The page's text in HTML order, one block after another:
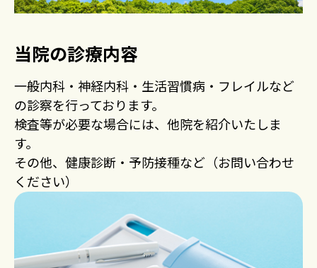
当院の診療内容
一般内科・神経内科・生活習慣病・フレイルなど
の診察を行っております。
検査等が必要な場合には、他院を紹介いたしま
す。
その他、健康診断・予防接種など（お問い合わせ
ください）